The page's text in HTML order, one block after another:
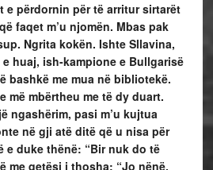
e përdornin për të arritur sirtarët
faqet m’u njomën. Mbas pak
Ngrita kokën. Ishte Sllavina,
huaj, ish-kampione e Bullgarisë
bashkë me mua në bibliotekë.
më mbërtheu me të dy duart.
ngashërim, pasi m’u kujtua
në gji atë ditë që u nisa për
e duke thënë: “Bir nuk do të
me qetësi i thosha: “Jo nënë,